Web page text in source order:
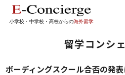
小学校・中学校・高校からの海外留学
留学コンシ
ボーディングスクール合否の発